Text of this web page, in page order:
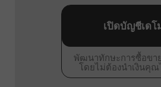
พัฒนาทักษะการซื้อขา
โดยไม่ต้องนำเงินคุณ
เปิดบัญชีเดโ